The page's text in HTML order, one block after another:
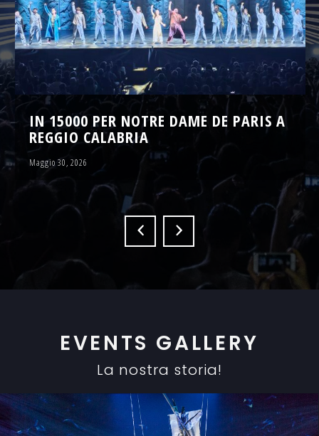
IN 15000 PER NOTRE DAME DE PARIS A
REGGIO CALABRIA
Maggio 30, 2026
EVENTS GALLERY
La nostra storia!